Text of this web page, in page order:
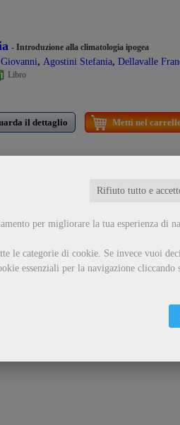
Rifiuto tutto e
per migliorare la tua esperienza di
le categorie di cookie. Se invece vuoi
essenziali per la navigazione
- Introduzione alla climatologia ipogea
, Agostini Stefania, Dellavalle
Libro
il dettaglio Metti nel